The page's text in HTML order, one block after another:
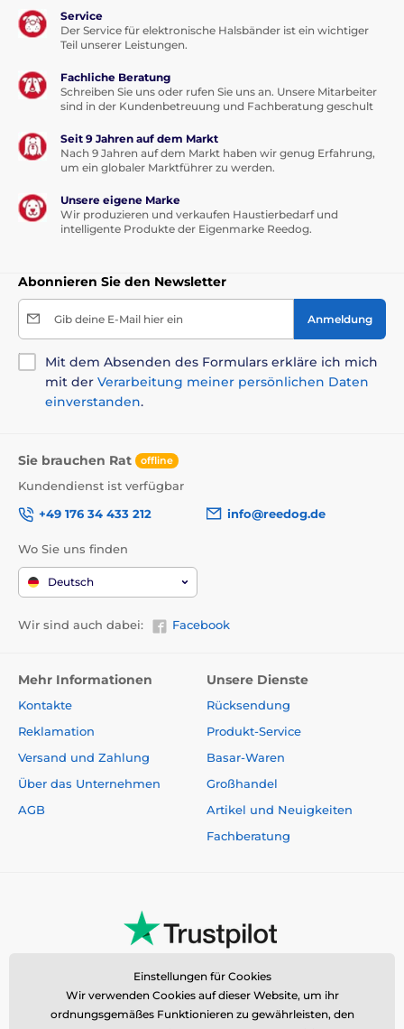
Service
Der Service für elektronische Halsbänder ist ein wichtiger
Teil unserer Leistungen.
Fachliche Beratung
Schreiben Sie uns oder rufen Sie uns an. Unsere Mitarbeiter
sind in der Kundenbetreuung und Fachberatung geschult
Seit 9 Jahren auf dem Markt
Nach 9 Jahren auf dem Markt haben wir genug Erfahrung,
um ein globaler Marktführer zu werden.
Unsere eigene Marke
Wir produzieren und verkaufen Haustierbedarf und
intelligente Produkte der Eigenmarke Reedog.
Abonnieren Sie den Newsletter
Gib deine E-Mail hier ein Anmeldung
Mit dem Absenden des Formulars erkläre ich mich
mit der Verarbeitung meiner persönlichen Daten
einverstanden.
Sie brauchen Rat offline
Kundendienst ist verfügbar
+49 176 34 433 212
info@reedog.de
Wo Sie uns finden
Deutsch
Wir sind auch dabei: Facebook
Mehr Informationen
Kontakte
Reklamation
Versand und Zahlung
Über das Unternehmen
AGB
Unsere Dienste
Rücksendung
Produkt-Service
Basar-Waren
Großhandel
Artikel und Neuigkeiten
Fachberatung
Einstellungen für Cookies
Wir verwenden Cookies auf dieser Website, um ihr
ordnungsgemäßes Funktionieren zu gewährleisten, den